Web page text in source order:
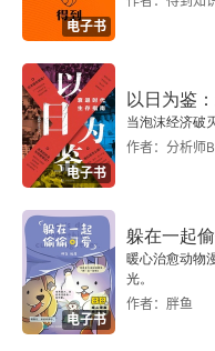
电子书
电子书
以日为鉴
当泡沫经济破
作者：分析师
电子书
躲在一起
暖心治愈动物
光。
作者：胖鱼